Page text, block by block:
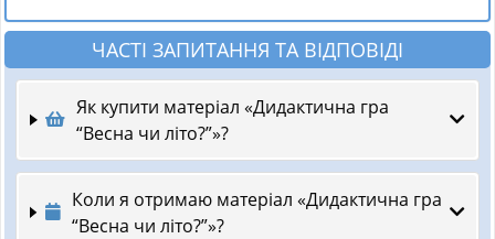
ЧАСТІ ЗАПИТАННЯ ТА ВІДПОВІДІ
Як купити матеріал «Дидактична гра
“Весна чи літо?”»?
Коли я отримаю матеріал «Дидактична гра
“Весна чи літо?”»?